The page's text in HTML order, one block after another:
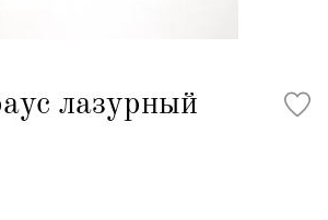
лазурный